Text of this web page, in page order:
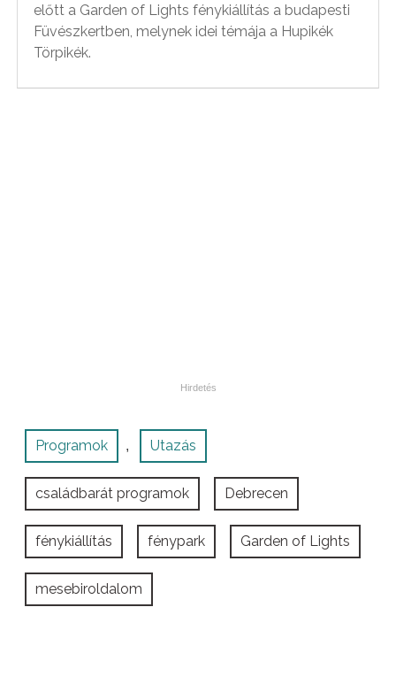
előtt a Garden of Lights fénykiállítás a budapesti
Füvészkertben, melynek idei témája a Hupikék
Törpikék.
Programok , Utazás
családbarát programok Debrecen
fénykiállítás fénypark Garden of Lights
mesebiroldalom